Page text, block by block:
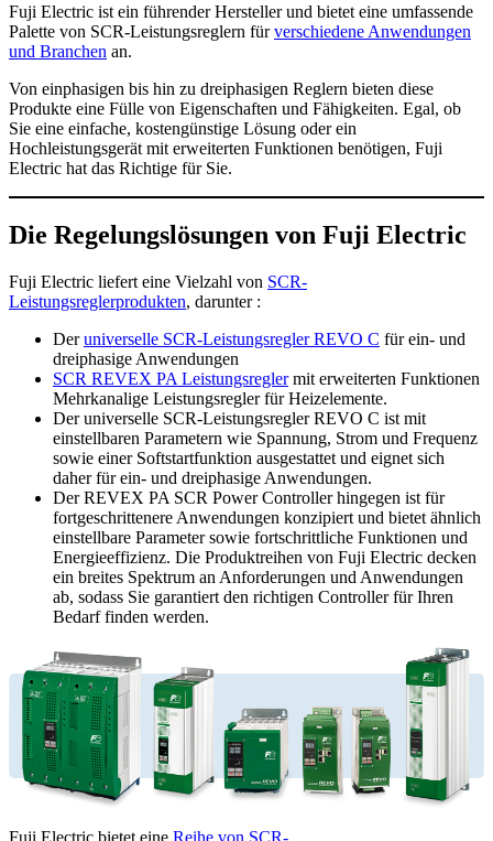
Fuji Electric ist ein führender Hersteller und bietet eine umfassende
Palette von SCR-Leistungsreglern fürverschiedene Anwendungen
und Branchen an.
Von einphasigen bis hin zu dreiphasigen Reglern bieten diese
Produkte eine Fülle von Eigenschaften und Fähigkeiten. Egal, ob
Sie eine einfache, kostengünstige Lösung oder ein
Hochleistungsgerät mit erweiterten Funktionen benötigen, Fuji
Electric hat das Richtige für Sie.
Die Regelungslösungen von Fuji Electric
Fuji Electric liefert eine Vielzahl von SCR-
Leistungsreglerprodukten, darunter :
Deruniverselle SCR-Leistungsregler REVO C für ein- und
dreiphasige Anwendungen
SCR REVEX PA Leistungsreglermit erweiterten Funktionen
Mehrkanalige Leistungsregler für Heizelemente.
Der universelle SCR-Leistungsregler REVO C ist mit
einstellbaren Parametern wie Spannung, Strom und Frequenz
sowie einer Softstartfunktion ausgestattet und eignet sich
daher für ein- und dreiphasige Anwendungen.
Der REVEX PA SCR Power Controller hingegen ist für
fortgeschrittenere Anwendungen konzipiert und bietet ähnlich
einstellbare Parameter sowie fortschrittliche Funktionen und
Energieeffizienz. Die Produktreihen von Fuji Electric decken
ein breites Spektrum an Anforderungen und Anwendungen
ab, sodass Sie garantiert den richtigen Controller für Ihren
Bedarf finden werden.
Fuji Electric bietet eine Reihe von SCR-